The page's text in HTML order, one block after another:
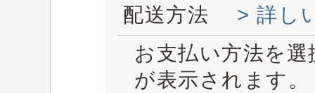
配送方法
> 詳し
お支払い方法を
が表示されます。